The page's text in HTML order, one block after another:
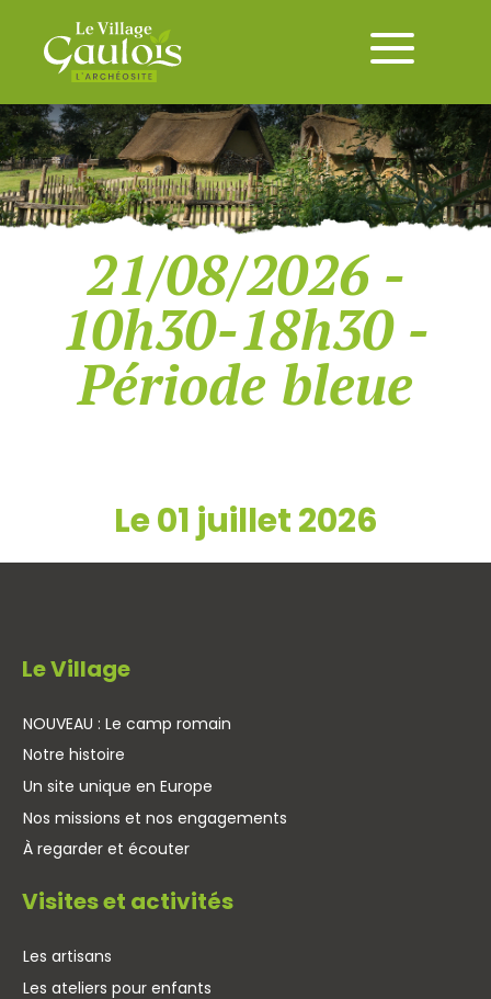
21/08/2026 -
10h30-18h30 -
Période bleue
Le 01 juillet 2026
Le Village
NOUVEAU : Le camp romain
Notre histoire
Un site unique en Europe
Nos missions et nos engagements
À regarder et écouter
Visites et activités
Les artisans
Les ateliers pour enfants